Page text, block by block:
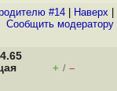
#14 Наверх
Cообщить модератору
+ / –